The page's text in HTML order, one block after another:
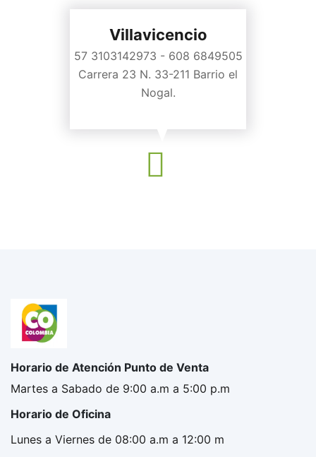
Villavicencio
57 3103142973 - 608 6849505
Carrera 23 N. 33-211 Barrio el
Nogal.
Horario de Atención Punto de Venta
Martes a Sabado de 9:00 a.m a 5:00 p.m
Horario de Oficina
Lunes a Viernes de 08:00 a.m a 12:00 m